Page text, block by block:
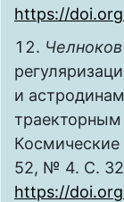
https://
и
Космические
52, № 4. С.
https://